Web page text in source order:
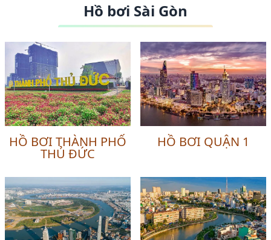
Hồ bơi Sài Gòn
HỒ BƠI THÀNH PHỐ
THỦ ĐỨC
HỒ BƠI QUẬN 1